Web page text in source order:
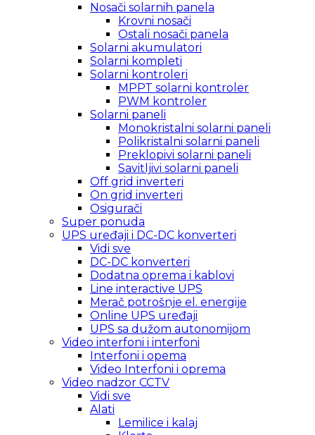
Nosači solarnih panela
Krovni nosači
Ostali nosači panela
Solarni akumulatori
Solarni kompleti
Solarni kontroleri
MPPT solarni kontroler
PWM kontroler
Solarni paneli
Monokristalni solarni paneli
Polikristalni solarni paneli
Preklopivi solarni paneli
Savitljivi solarni paneli
Off grid inverteri
On grid inverteri
Osigurači
Super ponuda
UPS uređaji i DC-DC konverteri
Vidi sve
DC-DC konverteri
Dodatna oprema i kablovi
Line interactive UPS
Merač potrošnje el. energije
Online UPS uređaji
UPS sa dužom autonomijom
Video interfoni i interfoni
Interfoni i opema
Video Interfoni i oprema
Video nadzor CCTV
Vidi sve
Alati
Lemilice i kalaj